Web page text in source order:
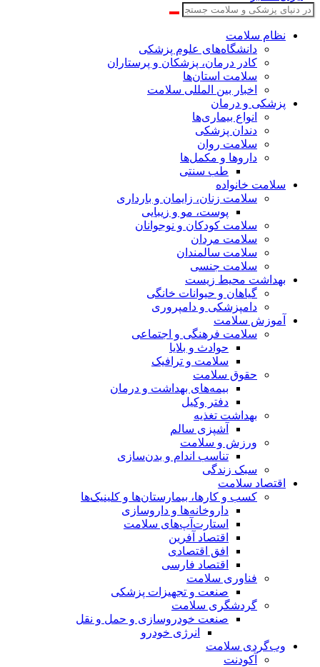
نظام سلامت
دانشگاه‌های علوم پزشکی
کادر درمان، پزشکان و پرستاران
سلامت استان‌ها
اخبار بین المللی سلامت
پزشکی و درمان
انواع بیماری‌ها
دندان پزشکی
سلامت روان
داروها و مکمل‌ها
طب سنتی
سلامت خانواده
سلامت زنان، زایمان و بارداری
پوست، مو و زیبایی
سلامت کودکان و نوجوانان
سلامت مردان
سلامت سالمندان
سلامت جنسی
بهداشت محیط زیست
گیاهان و حیوانات خانگی
دامپزشکی و دامپروری
آموزش سلامت
سلامت فرهنگی و اجتماعی
حوادث و بلایا
سلامت و ترافیک
حقوق سلامت
بیمه‌های بهداشت و درمان
دفتر وکیل
بهداشت تغذیه
آشپزی سالم
ورزش و سلامت
تناسب اندام و بدن‌سازی
سبک زندگی
اقتصاد سلامت
کسب و کارها، بیمارستان‌ها و کلینیک‌ها
داروخانه‌ها و داروسازی
استارت‌آپ‌های سلامت
اقتصاد آفرین
افق اقتصادی
اقتصاد فارسی
فناوری سلامت
صنعت و تجهیزات پزشکی
گردشگری سلامت
صنعت خودروسازی و حمل و نقل
انرژی خودرو
وب‌گردی سلامت
آکودنت